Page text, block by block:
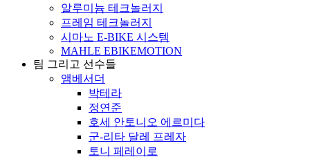
알루미늄 테크놀러지
프레임 테크놀러지
시마노 E-BIKE 시스템
MAHLE EBIKEMOTION
팀 그리고 선수들
앰베서더
박테라
정연준
호세 안토니오 에르미다
군-리타 달레 프레자
토니 페레이로